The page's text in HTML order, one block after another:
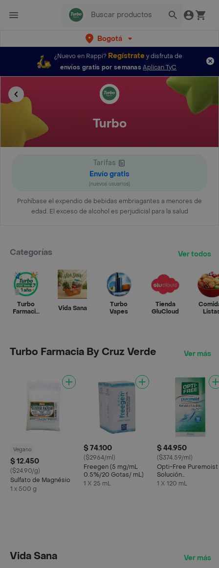
Bogotá
¿Nuevo en Rappi? Regístratey disfruta de
envíos gratis por semanas Aplican TyC
Turbo
Tarifas
Envío gratis
(nuevos usuarios)
Prohíbase el expendio de bebidas embriagantes a menores de
edad. El exceso de alcohol es perjudicial para la salud
Categorías Ver todos
Turbo
Farmacia
Vida Sana
Turbo
Vapes
Tienda
GluCloud
Turbo Farmacia By Cruz Verde Ver más
Vegano
$ 12.450
($24.90/g)
Sulfato de Magnésio
1 x 500 g
$ 74.100
($2964/ml)
Freegen (5 mg/mL
0.5%/20 Gotas/ mL)
1 X 25 mL
$ 44.950
($374.59/ml)
Opti-Free Puremoist
Solución
Desinfectante
1 X 120 mL
Vida Sana Ver más